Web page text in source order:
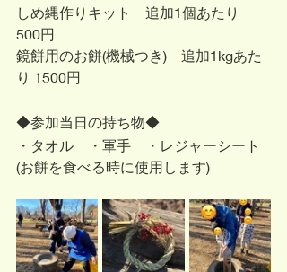
しめ縄作りキット　追加1個あたり
500円
鏡餅用のお餅(機械つき)　追加1kgあた
り 1500円
◆参加当日の持ち物◆
・タオル　・軍手　・レジャーシート
(お餅を食べる時に使用します)